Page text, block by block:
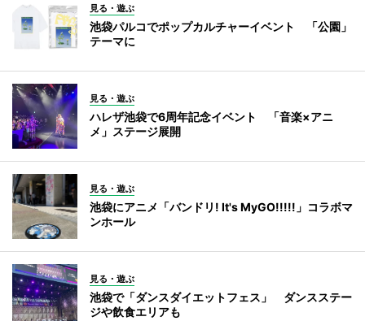
見る・遊ぶ
池袋パルコでポップカルチャーイベント 「公園」
テーマに
見る・遊ぶ
ハレザ池袋で6周年記念イベント 「音楽×アニ
メ」ステージ展開
見る・遊ぶ
池袋にアニメ「バンドリ! It's MyGO!!!!!」コラボマ
ンホール
見る・遊ぶ
池袋で「ダンスダイエットフェス」 ダンスステー
ジや飲食エリアも